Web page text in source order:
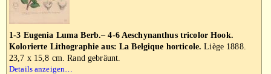
1-3 Eugenia Luma Berb.– 4-6 Aeschynanthus tricolor Hook.
Kolorierte Lithographie aus: La Belgique horticole. Liège 1888.
23,7 x 15,8 cm. Rand gebräunt.
Details anzeigen…